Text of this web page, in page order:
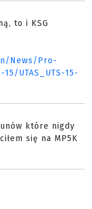
to i KSG
News/Pro-
15/UTAS_UTS-15-
które nigdy
się na MP5K